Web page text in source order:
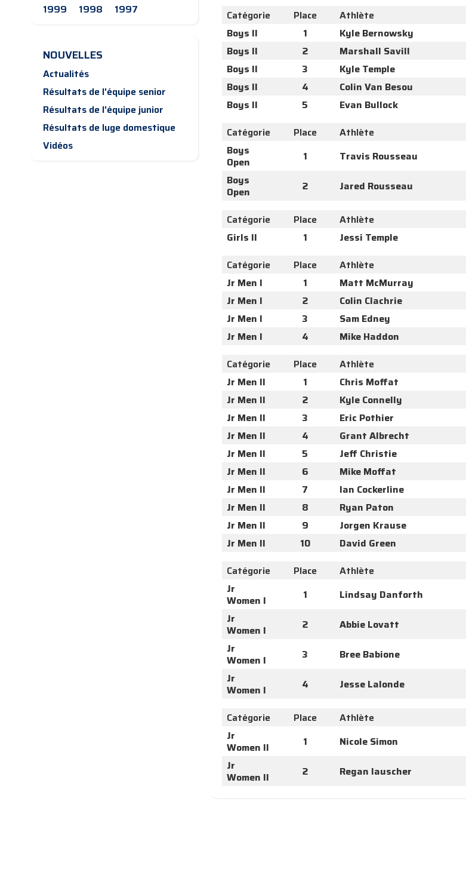
1999
1998 1997
NOUVELLES
Actualités
Résultats de l'équipe senior
Résultats de l'équipe junior
Résultats de luge domestique
Vidéos
Catégorie
Place Athlète
Boys II
1 Kyle Bernowsky
Boys II
2 Marshall Savill
Boys II
3 Kyle Temple
Boys II
4 Colin Van Besou
Boys II
5 Evan Bullock
Catégorie
Place Athlète
Boys
Open
1 Travis Rousseau
Boys
Open
2 Jared Rousseau
Catégorie Place Athlète
Girls II
1 Jessi Temple
Catégorie
Place Athlète
Jr Men I
1 Matt McMurray
Jr Men I
2 Colin Clachrie
Jr Men I
3 Sam Edney
Jr Men I
4 Mike Haddon
Catégorie
Place Athlète
Jr Men II
1 Chris Moffat
Jr Men II
2 Kyle Connelly
Jr Men II
3 Eric Pothier
Jr Men II
4 Grant Albrecht
Jr Men II
5 Jeff Christie
Jr Men II
6 Mike Moffat
Jr Men II
7 Ian Cockerline
Jr Men II
8 Ryan Paton
Jr Men II
9 Jorgen Krause
Jr Men II
10 David Green
Catégorie
Place Athlète
Jr
Women I
1 Lindsay Danforth
Jr
Women I
2 Abbie Lovatt
Jr
Women I
3 Bree Babione
Jr
Women I
4 Jesse Lalonde
Catégorie Place Athlète
Jr
Women II
1 Nicole Simon
Jr
Women II
2 Regan lauscher